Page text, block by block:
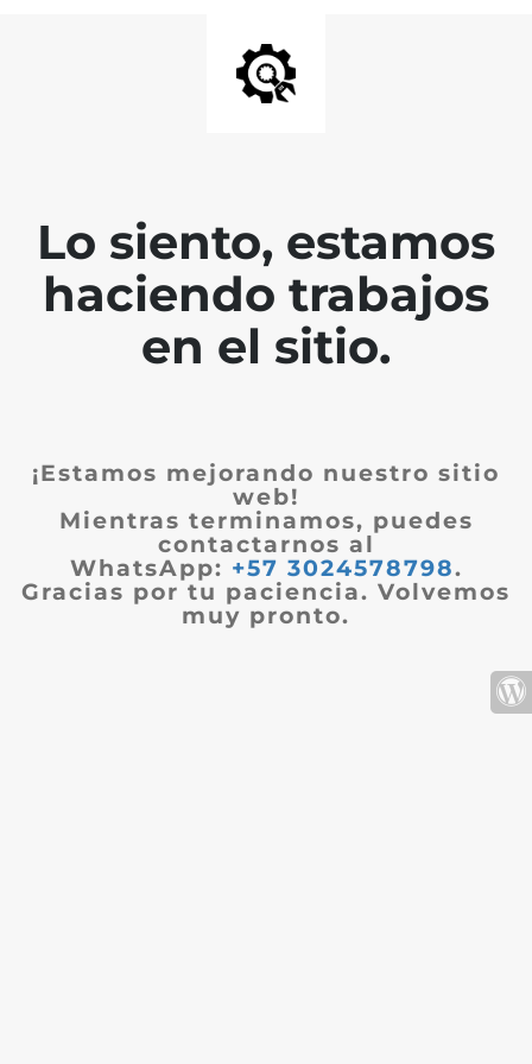
Lo siento, estamos
haciendo trabajos
en el sitio.
¡Estamos mejorando nuestro sitio
web!
Mientras terminamos, puedes
contactarnos al
WhatsApp: +57 3024578798.
Gracias por tu paciencia. Volvemos
muy pronto.